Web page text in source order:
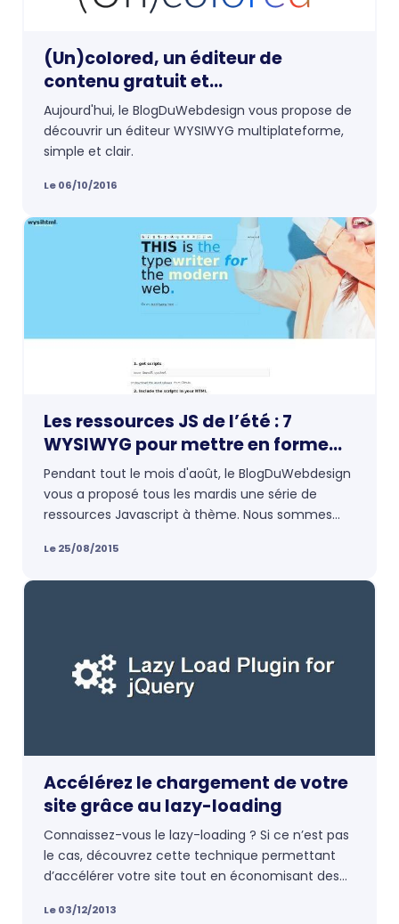
(Un)colored, un éditeur de
contenu gratuit et
multiplateforme à l’interface
épurée
Le 06/10/2016
Aujourd'hui, le BlogDuWebdesign vous propose de
découvrir un éditeur WYSIWYG multiplateforme,
simple et clair.
Les ressources JS de l’été : 7
WYSIWYG pour mettre en forme
vos contenus
Le 25/08/2015
Pendant tout le mois d'août, le BlogDuWebdesign
vous a proposé tous les mardis une série de
ressources Javascript à thème. Nous sommes
à sa fin avec ce dernier numéro : les
Accélérez le chargement de votre
site grâce au lazy-loading
Le 03/12/2013
Connaissez-vous le lazy-loading ? Si ce n’est pas
le cas, découvrez cette technique permettant
d’accélérer votre site tout en économisant des
pour bien démarrer.